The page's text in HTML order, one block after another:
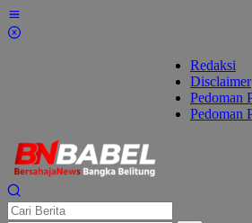
Lewati
ke
Redaksi
Disclaimer
Pedoman
Pedoman